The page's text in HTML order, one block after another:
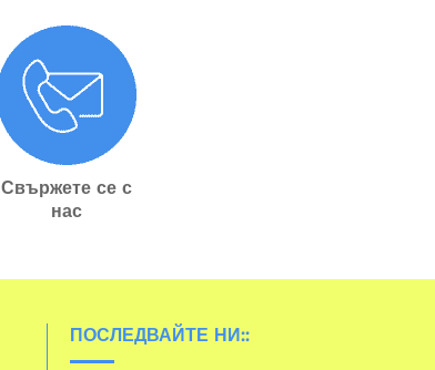
Свържете се с
нас
ПОСЛЕДВАЙТЕ НИ::